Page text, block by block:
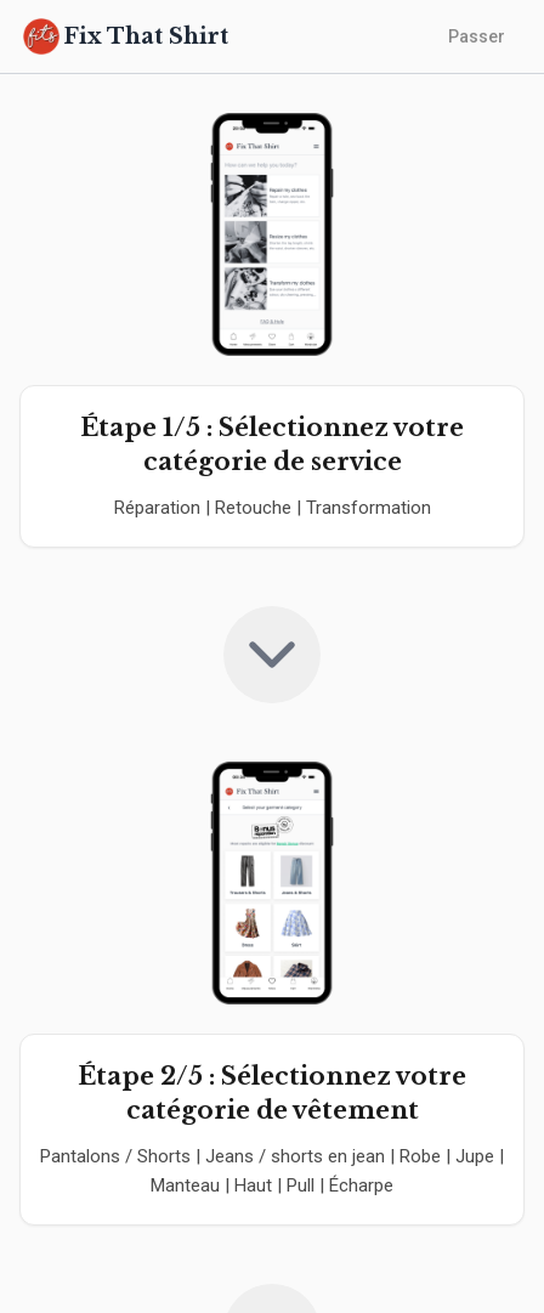
Fix That Shirt Passer
Étape 1/5 : Sélectionnez votre
catégorie de service
Réparation | Retouche | Transformation
Étape 2/5 : Sélectionnez votre
catégorie de vêtement
Pantalons / Shorts | Jeans / shorts en jean | Robe | Jupe |
Manteau | Haut | Pull | Écharpe